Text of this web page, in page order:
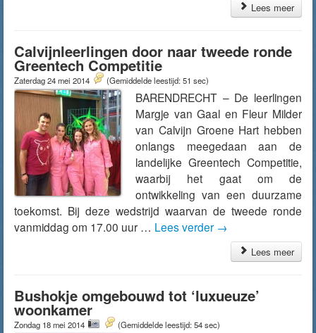
Lees meer
Calvijnleerlingen door naar tweede ronde
Greentech Competitie
Zaterdag 24 mei 2014 (Gemiddelde leestijd: 51 sec)
BARENDRECHT – De leerlingen
Margje van Gaal en Fleur Milder
van Calvijn Groene Hart hebben
onlangs meegedaan aan de
landelijke Greentech Competitie,
waarbij het gaat om de
ontwikkeling van een duurzame
toekomst. Bij deze wedstrijd waarvan de tweede ronde
vanmiddag om 17.00 uur … Lees verder →
Lees meer
Bushokje omgebouwd tot ‘luxueuze’
woonkamer
Zondag 18 mei 2014 (Gemiddelde leestijd: 54 sec)